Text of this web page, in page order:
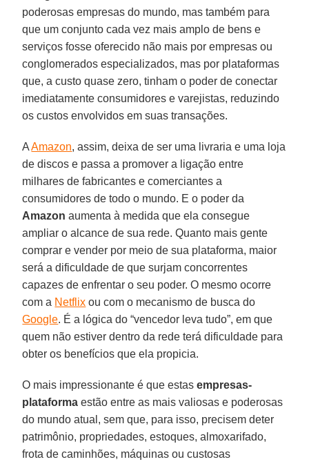
poderosas empresas do mundo, mas também para
que um conjunto cada vez mais amplo de bens e
serviços fosse oferecido não mais por empresas ou
conglomerados especializados, mas por plataformas
que, a custo quase zero, tinham o poder de conectar
imediatamente consumidores e varejistas, reduzindo
os custos envolvidos em suas transações.
AAmazon, assim, deixa de ser uma livraria e uma loja
de discos e passa a promover a ligação entre
milhares de fabricantes e comerciantes a
consumidores de todo o mundo. E o poder da
Amazon aumenta à medida que ela consegue
ampliar o alcance de sua rede. Quanto mais gente
comprar e vender por meio de sua plataforma, maior
será a dificuldade de que surjam concorrentes
capazes de enfrentar o seu poder. O mesmo ocorre
com a Netflix ou com o mecanismo de busca do
Google. É a lógica do “vencedor leva tudo”, em que
quem não estiver dentro da rede terá dificuldade para
obter os benefícios que ela propicia.
O mais impressionante é que estasempresas-
plataforma estão entre as mais valiosas e poderosas
do mundo atual, sem que, para isso, precisem deter
patrimônio, propriedades, estoques, almoxarifado,
frota de caminhões, máquinas ou custosas